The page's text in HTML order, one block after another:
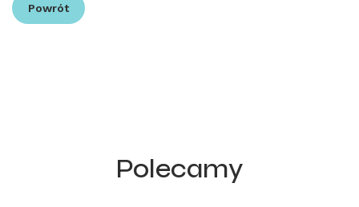
Powrót
Polecamy